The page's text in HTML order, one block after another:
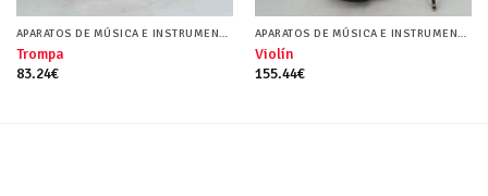
APARATOS DE MÚSICA E INSTRUMENTOS MUSICALES
Trompa
83.24€
APARATOS DE MÚSICA E INSTRUMENTOS MUSICALES
Violín
155.44€